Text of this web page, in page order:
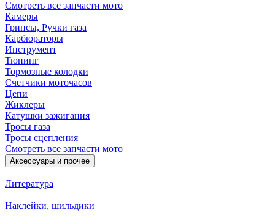
Смотреть все запчасти мото
Камеры
Грипсы, Ручки газа
Карбюраторы
Инструмент
Тюнинг
Тормозные колодки
Счетчики моточасов
Цепи
Жиклеры
Катушки зажигания
Тросы газа
Тросы сцепления
Смотреть все запчасти мото
Аксессуары и прочее
Литература
Наклейки, шильдики